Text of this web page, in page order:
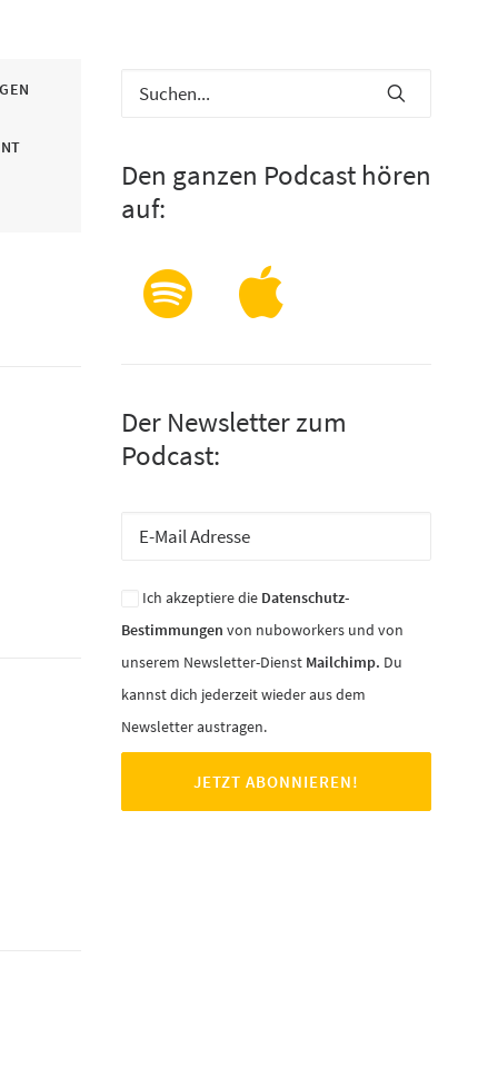
Den ganzen Podcast hören
auf:
Der Newsletter zum
Podcast:
Ich akzeptiere die Datenschutz-
Bestimmungen von nuboworkers und von
unserem Newsletter-Dienst Mailchimp. Du
kannst dich jederzeit wieder aus dem
Newsletter austragen.